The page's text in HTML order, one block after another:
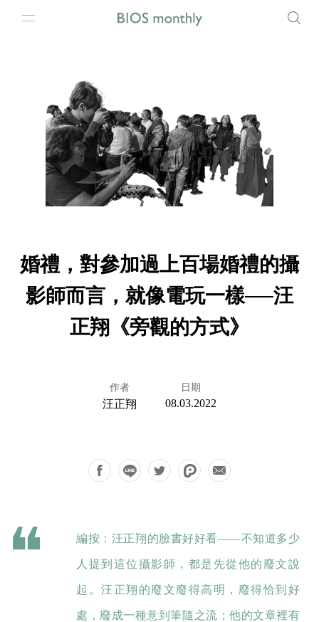
婚禮，對參加過上百場婚禮的攝
影師而言，就像電玩一樣──汪
正翔《旁觀的方式》
作者
汪正翔
日期
08.03.2022
編按：汪正翔的臉書好好看——不知道多少
人提到這位攝影師，都是先從他的廢文說
起。汪正翔的廢文廢得高明，廢得恰到好
處，廢成一種意到筆隨之流；他的文章裡有